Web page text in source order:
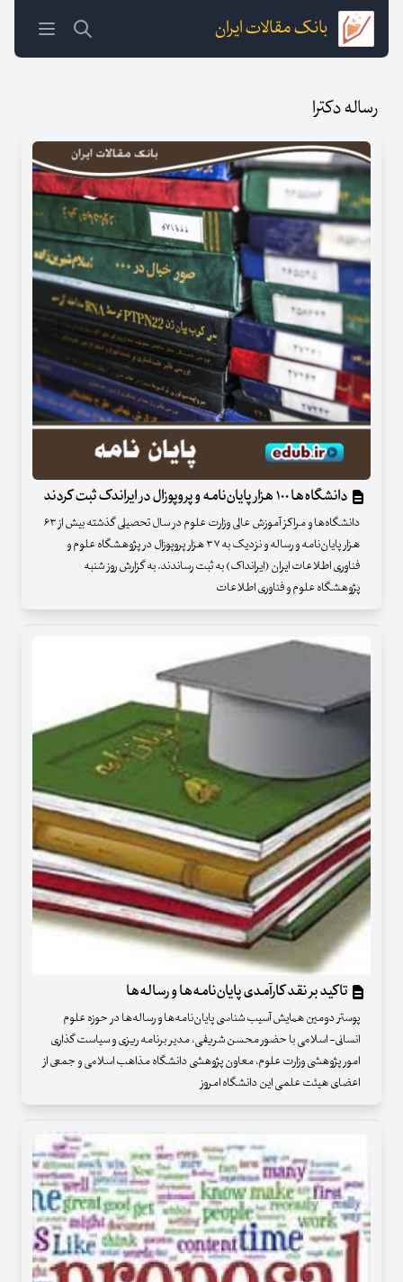
بانک مقالات ایران
رساله دکترا
دانشگاه‌ها ۱۰۰ هزار پایان‌نامه و پروپوزال در ایراندک ثبت کردند
دانشگاه‌ها و مراکز آموزش عالی وزارت علوم در سال تحصیلی گذشته بیش از ۶۳
هزار پایان‌نامه و رساله و نزدیک به ۳۷ هزار پروپوزال در پژوهشگاه علوم و
فناوری اطلاعات ایران (ایرانداک) به ثبت رساندند. به گزارش روز شنبه
پژوهشگاه علوم و فناوری اطلاعات
تاکید بر نقد کارآمدی پایان‌نامه‌ها و رساله‌ها
پوستر دومین همایش آسیب شناسی پایان‌نامه‌ها و رساله‌ها در حوزه علوم
انسانی- اسلامی با حضور محسن شریفی، مدیر برنامه ریزی و سیاست گذاری
امور پژوهشی وزارت علوم، معاون پژوهشی دانشگاه مذاهب اسلامی و جمعی از
اعضای هیئت علمی این دانشگاه امروز